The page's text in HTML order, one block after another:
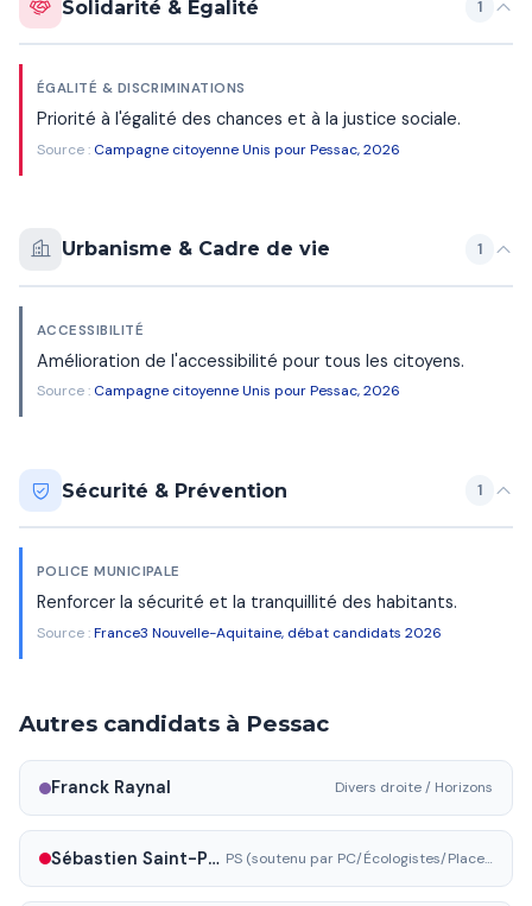
Solidarité & Égalité 1
ÉGALITÉ & DISCRIMINATIONS
Priorité à l'égalité des chances et à la justice sociale.
Source : Campagne citoyenne Unis pour Pessac, 2026
Urbanisme & Cadre de vie 1
ACCESSIBILITÉ
Amélioration de l'accessibilité pour tous les citoyens.
Source : Campagne citoyenne Unis pour Pessac, 2026
Sécurité & Prévention 1
POLICE MUNICIPALE
Renforcer la sécurité et la tranquillité des habitants.
Source :France3 Nouvelle-Aquitaine, débat candidats 2026
Autres candidats à Pessac
Franck Raynal Divers droite / Horizons
Sébastien Saint-Pasteur PS (soutenu par PC/Écologistes/Place publique)